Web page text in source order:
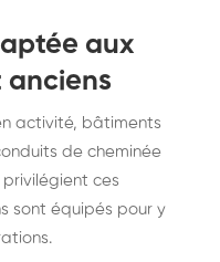
aux
anciens
activité, bâtiments
de cheminée
privilégient ces
sont équipés pour y